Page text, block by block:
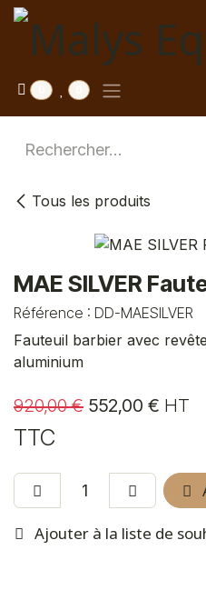
Se rendre au contenu
Tous les produits
MAE SILVER
Référence : DD-MAESILVER
Fauteuil barbier avec
aluminium
920,00€ 552,00 € HT
TTC
Ajouter à la liste de